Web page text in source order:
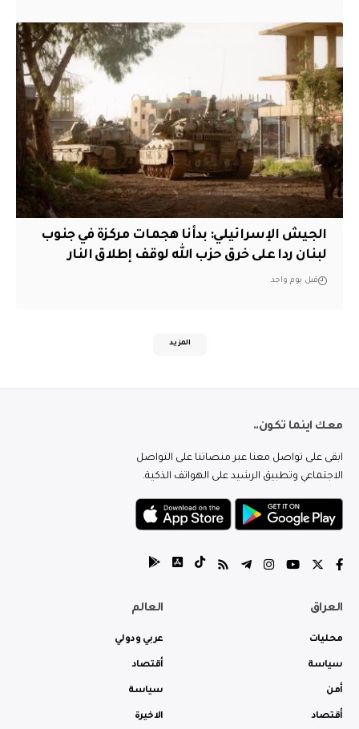
الجيش الإسرائيلي: بدأنا هجمات مركزة في جنوب
لبنان ردا على خرق حزب الله لوقف إطلاق النار
قبل يوم واحد
المزيد
معك اينما تكون..
ابقى على تواصل معنا عبر منصاتنا على التواصل
الاجتماعي وتطبيق الرشيد على الهواتف الذكية.
العراق
محليات
سياسة
أمن
أقتصاد
العالم
عربي ودولي
أقتصاد
سياسة
الاخيرة